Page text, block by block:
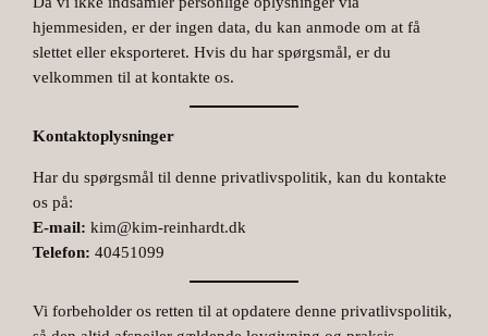
hjemmesiden, er der ingen data, du kan anmode om at få
slettet eller eksporteret. Hvis du har spørgsmål, er du
velkommen til at kontakte os.
Kontaktoplysninger
Har du spørgsmål til denne privatlivspolitik, kan du kontakte
os på:
E-mail: kim@kim-reinhardt.dk
Telefon: 40451099
Vi forbeholder os retten til at opdatere denne privatlivspolitik,